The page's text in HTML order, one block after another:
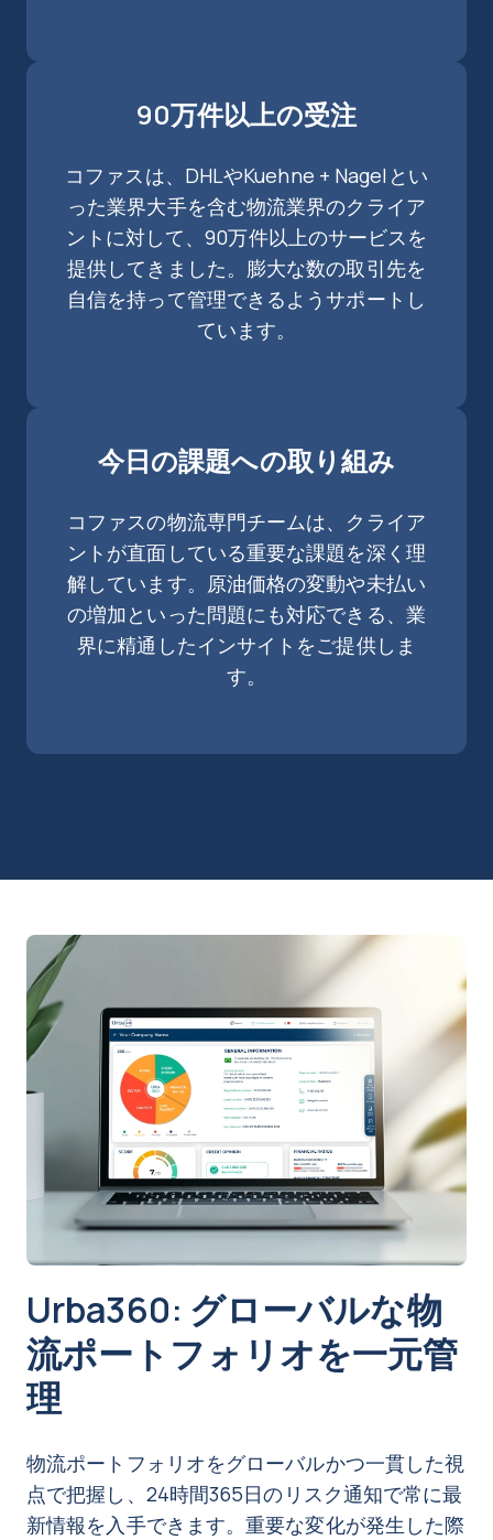
90万件以上の受注
コファスは、DHLやKuehne + Nagelとい
った業界大手を含む物流業界のクライア
ントに対して、90万件以上のサービスを
提供してきました。膨大な数の取引先を
自信を持って管理できるようサポートし
ています。
今日の課題への取り組み
コファスの物流専門チームは、クライア
ントが直面している重要な課題を深く理
解しています。原油価格の変動や未払い
の増加といった問題にも対応できる、業
界に精通したインサイトをご提供しま
す。
Urba360: グローバルな物
流ポートフォリオを一元管
理
物流ポートフォリオをグローバルかつ一貫した視
点で把握し、24時間365日のリスク通知で常に最
新情報を入手できます。重要な変化が発生した際